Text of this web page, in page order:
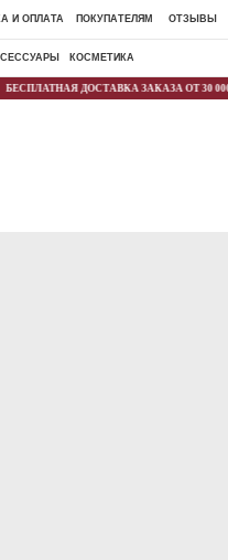
ДОСТАВКА ЗАКАЗА ОТ 30 000
КОСМЕТИКА
ПОКУПАТЕЛЯМ ОТЗЫВЫ КОНТАКТЫ